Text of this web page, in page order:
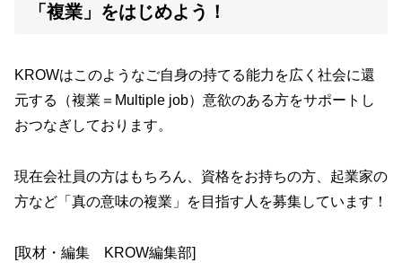
「複業」をはじめよう！
KROWはこのようなご自身の持てる能力を広く社会に還
元する（複業＝Multiple job）意欲のある方をサポートし
おつなぎしております。
現在会社員の方はもちろん、資格をお持ちの方、起業家の
方など「真の意味の複業」を目指す人を募集しています！
[取材・編集 KROW編集部]